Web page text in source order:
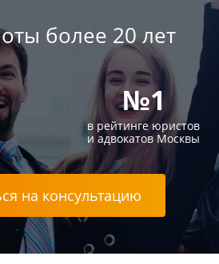
более 20 лет
№1
в рейтинге юристов
и адвокатов Москвы
на консультацию